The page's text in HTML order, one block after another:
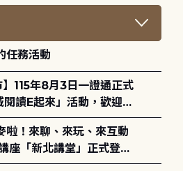
任務活動
讀E起來」活動，歡迎踴
10月4日)。
座「新北講堂」正式登